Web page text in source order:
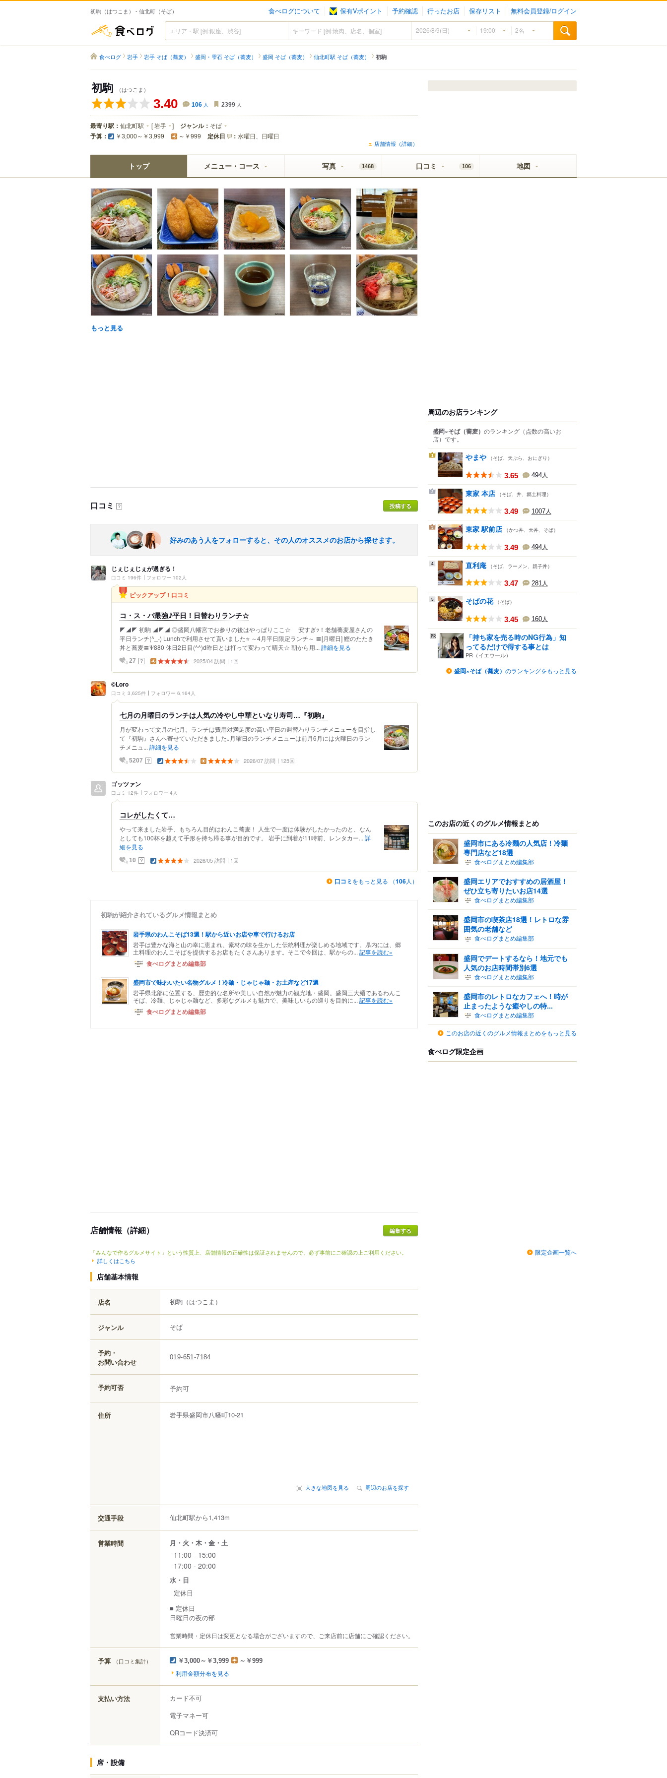
初駒（はつこま） - 仙北町（そば） 食べログについて 保有Vポイント 予約確認 行ったお店 保存リスト 無料会員登録/ログイン
食べログ
食べログ 岩手 岩手 そば（蕎麦） 盛岡・雫石 そば（蕎麦） 盛岡 そば（蕎麦） 仙北町駅 そば（蕎麦） 初駒
初駒 （はつこま）
3.40 106 人 2399 人
最寄り駅： 仙北町駅 [岩手 ] ジャンル： そば
予算： ￥3,000～￥3,999 ～￥999 定休日 ： 水曜日、日曜日
店舗情報（詳細）
トップ メニュー・コース 写真 1468 口コミ 106 地図
もっと見る
口コミ ？ 投稿する
好みのあう人をフォローすると、その人のオススメのお店から探せます。
じぇじぇじぇが過ぎる！
口コミ 196件 フォロワー 102人
ピックアップ！口コミ
コ・ス・パ最強♪平日！日替わりランチ☆
‪◤◢◤ 初駒 ◢◤◢ ◎盛岡八幡宮でお参りの後はやっぱりここ☆ 安すぎｯ！老舗蕎麦屋さんの
平日ランチ(^_-) Lunchで利用させて貰いました⭐ ～4月平日限定ランチ～ 〓[月曜日] 鰹のたたき
丼と蕎麦〓Ψ880 休日2日目(^^)d昨日とは打って変わって晴天☆ 朝から用... 詳細を見る
27 ？ 2025/04 訪問 1回
©Loro
口コミ 3,625件 フォロワー 6,164人
七月の月曜日のランチは人気の冷やし中華といなり寿司…『初駒』
月が変わって文月の七月。ランチは費用対満足度の高い平日の週替わりランチメニューを目指し
て『初駒』さんへ寄せていただきました｡月曜日のランチメニューは前月6月には火曜日のラン
チメニュ... 詳細を見る
5207 ？ 2026/07 訪問 125回
ゴッツァン
口コミ 12件 フォロワー 4人
コレがしたくて…
やって来ました岩手、もちろん目的はわんこ蕎麦！ 人生で一度は体験がしたかったのと、なん
としても100杯を越えて手形を持ち帰る事が目的です。 岩手に到着が11時前、レンタカー... 詳
細を見る
10 ？ 2026/05 訪問 1回
口コミ をもっと見る （106人）
初駒が紹介されているグルメ情報まとめ
岩手県のわんこそば13選！駅から近いお店や車で行けるお店
岩手は豊かな海と山の幸に恵まれ、素材の味を生かした伝統料理が楽しめる地域です。県内には、郷
土料理のわんこそばを提供するお店もたくさんあります。そこで今回は、駅からの... 記事を読む»
食べログまとめ編集部
盛岡市で味わいたい名物グルメ！冷麺・じゃじゃ麺・お土産など17選
岩手県北部に位置する、歴史的な名所や美しい自然が魅力の観光地・盛岡。盛岡三大麺であるわんこ
そば、冷麺、じゃじゃ麺など、多彩なグルメも魅力で、美味しいもの巡りを目的に... 記事を読む»
食べログまとめ編集部
店舗情報（詳細）
「みんなで作るグルメサイト」という性質上、店舗情報の正確性は保証されませんので、必ず事前にご確認の上ご利用ください。
詳しくはこちら
店舗基本情報
店名 初駒 （はつこま）
ジャンル そば
予約・
お問い合わせ
019-651-7184
予約可否 予約可
住所 岩手県盛岡市八幡町10-21
大きな地図を見る 周辺のお店を探す
交通手段 仙北町駅から1,413m
営業時間 月・火・木・金・土
11:00 - 15:00
17:00 - 20:00
水・日
定休日
■ 定休日
日曜日の夜の部
営業時間・定休日は変更となる場合がございますので、ご来店前に店舗にご確認ください。
予算 （口コミ集計） ￥3,000～￥3,999 ～￥999
利用金額分布を見る
支払い方法
カード不可
電子マネー可
QRコード決済可
席・設備
周辺のお店ランキング
盛岡×そば（蕎麦） のランキング （点数の高いお
店） です。
1 やまや （そば、天ぷら、おにぎり）
3.65 494人
2 東家 本店 （そば、丼、郷土料理）
3.49 1007人
3 東家 駅前店 （かつ丼、天丼、そば）
3.49 494人
4 直利庵 （そば、ラーメン、親子丼）
3.47 281 人
5 そばの花 （そば）
3.45 160人
「持ち家を売る時のNG行為」知
ってるだけで得する事とは
PR（イエウール）
盛岡×そば（蕎麦） のランキングをもっと見る
このお店の近くのグルメ情報まとめ
盛岡市にある冷麺の人気店！冷麺
専門店など18選
食べログまとめ編集部
盛岡エリアでおすすめの居酒屋！
ぜひ立ち寄りたいお店14選
食べログまとめ編集部
盛岡市の喫茶店18選！レトロな雰
囲気の老舗など
食べログまとめ編集部
盛岡でデートするなら！地元でも
人気のお店時間帯別6選
食べログまとめ編集部
盛岡市のレトロなカフェへ！時が
止まったような癒やしの特...
食べログまとめ編集部
このお店の近くのグルメ情報まとめをもっと見る
食べログ限定企画
限定企画一覧へ